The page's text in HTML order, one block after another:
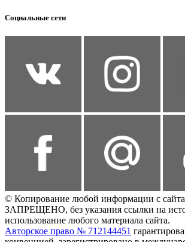
Социальные сети
© Копирование любой информации с
ЗАПРЕЩЕНО, без указания ссылки на
использование любого материала сайта.
Авторское право № 712144451